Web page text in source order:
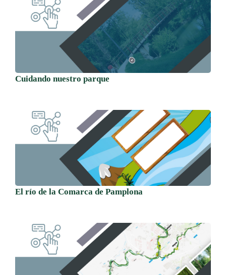
Cuidando nuestro parque
El río de la Comarca de Pamplona